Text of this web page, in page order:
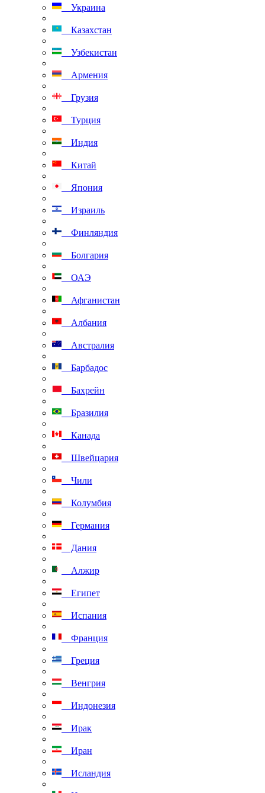
Украина
Казахстан
Узбекистан
Армения
Грузия
Турция
Индия
Китай
Япония
Израиль
Финляндия
Болгария
ОАЭ
Афганистан
Албания
Австралия
Барбадос
Бахрейн
Бразилия
Канада
Швейцария
Чили
Колумбия
Германия
Дания
Алжир
Египет
Испания
Франция
Греция
Венгрия
Индонезия
Ирак
Иран
Исландия